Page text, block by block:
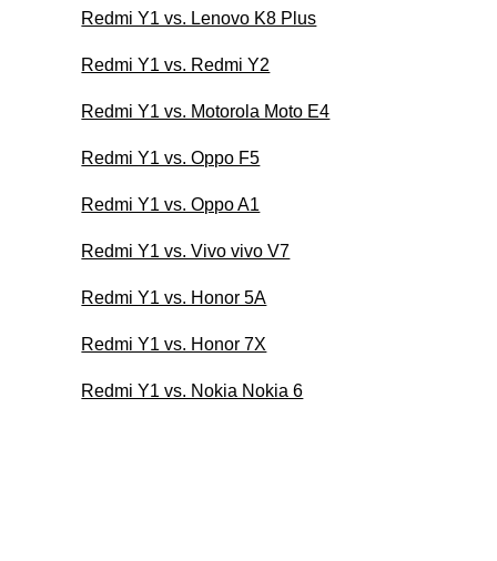
Redmi Y1 vs. Lenovo K8 Plus
Redmi Y1 vs. Redmi Y2
Redmi Y1 vs. Motorola Moto E4
Redmi Y1 vs. Oppo F5
Redmi Y1 vs. Oppo A1
Redmi Y1 vs. Vivo vivo V7
Redmi Y1 vs. Honor 5A
Redmi Y1 vs. Honor 7X
Redmi Y1 vs. Nokia Nokia 6